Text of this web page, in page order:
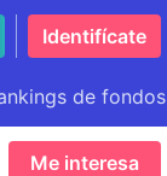
Identifícate
de fondos
Me interesa